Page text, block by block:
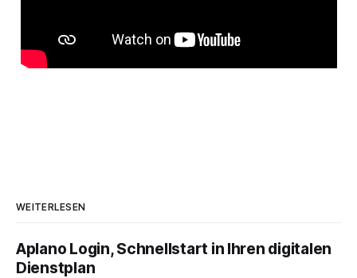
WEITERLESEN
Aplano Login, Schnellstart in Ihren digitalen
Dienstplan